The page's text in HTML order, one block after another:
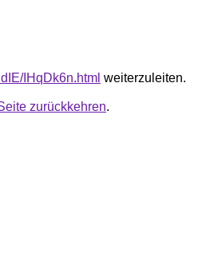
IHqDk6n.html weiterzuleiten.
zurückkehren.